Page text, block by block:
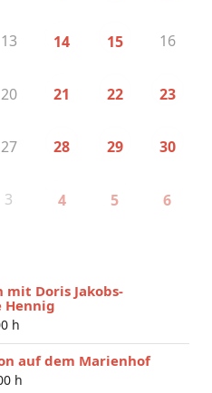
13 14 15 16
20 21 22 23
27 28 29 30
3 4 5 6
mit Doris Jakobs-
Hennig
h
auf dem Marienhof
h